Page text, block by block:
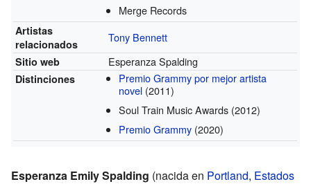
Merge Records
Artistas
relacionados
Tony Bennett
Sitio web Esperanza Spalding
Distinciones
Premio Grammy por mejor artista
novel (2011)
Soul Train Music Awards (2012)
Premio Grammy (2020)
Esperanza Emily Spalding (nacida en Portland, Estados